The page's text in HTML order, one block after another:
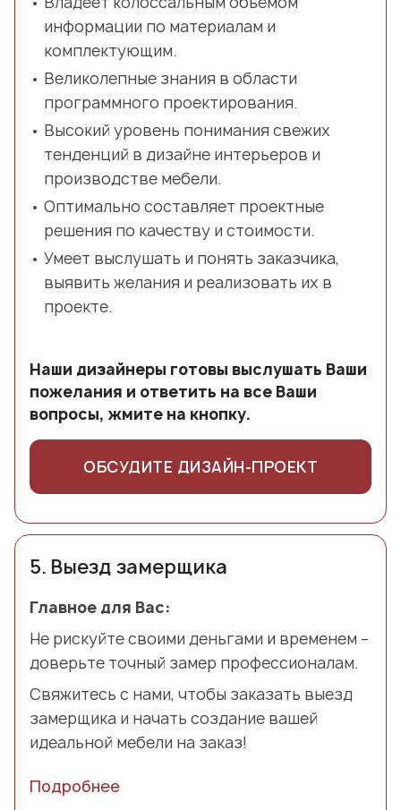
информации по материалам и
комплектующим.
Великолепные знания в области
программного проектирования.
Высокий уровень понимания свежих
тенденций в дизайне интерьеров и
производстве мебели.
Оптимально составляет проектные
решения по качеству и стоимости.
Умеет выслушать и понять заказчика,
выявить желания и реализовать их в
проекте.
Наши дизайнеры готовы выслушать Ваши
пожелания и ответить на все Ваши
вопросы, жмите на кнопку.
ОБСУДИТЕ ДИЗАЙН-ПРОЕКТ
5. Выезд замерщика
Главное для Вас:
Не рискуйте своими деньгами и временем –
доверьте точный замер профессионалам.
Свяжитесь с нами, чтобы заказать выезд
замерщика и начать создание вашей
идеальной мебели на заказ!
Подробнее